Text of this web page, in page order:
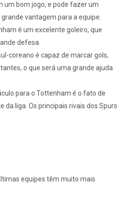
um bom jogo, e pode fazer um
vantagem para a equipe.
é um excelente goleiro, que
defesa.
coreano é capaz de marcar gols,
o que será uma grande ajuda
para o Tottenham é o fato de
da liga. Os principais rivais dos Spurs
equipes têm muito mais